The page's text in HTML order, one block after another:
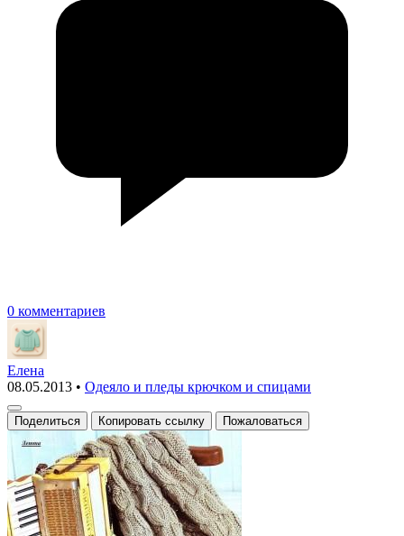
0 комментариев
Елена
08.05.2013 • Одеяло и пледы крючком и спицами
Поделиться Копировать ссылку Пожаловаться